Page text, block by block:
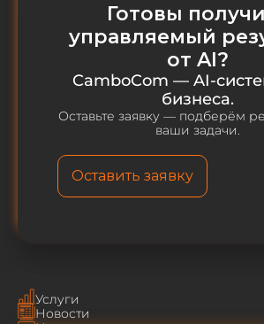
Готовы
управляемый
от AI?
CamboCom — AI-
бизнеса.
Оставьте заявку — подберём
ваши задачи.
Оставить заявку
Услуги
Новости